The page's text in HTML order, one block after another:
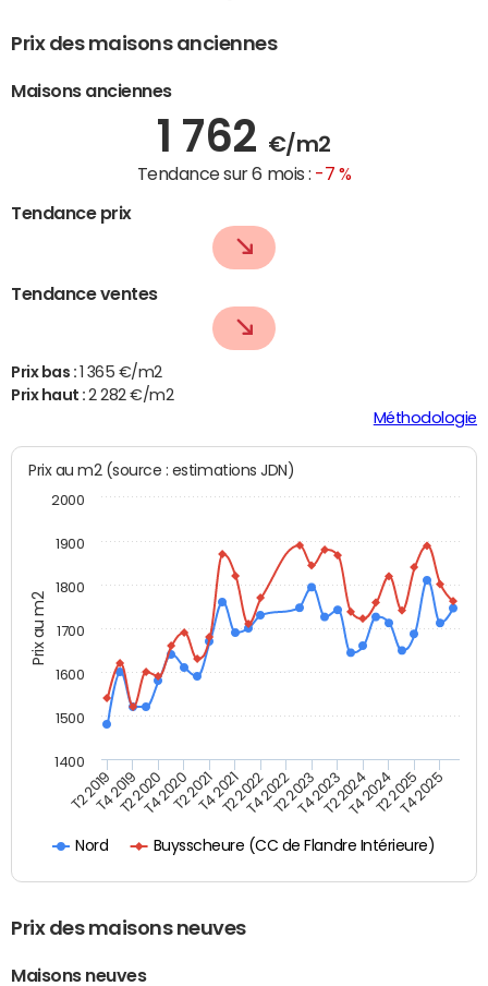
Prix des maisons anciennes
Maisons anciennes
1 762 €/m2
Tendance sur 6 mois : -7 %
Tendance prix
Tendance ventes
Prix bas : 1 365 €/m2
Prix haut :2 282 €/m2
Méthodologie
Prix au m2
Prix au m2 (source : estimations JDN)
Nord Buysscheure (CC de Flandre Intérieure)
T2 2019T4 2019T2 2020T4 2020T2 2021T4 2021T2 2022T4 2022T2 2023T4 2023T2 2024T4 2024T2 2025T4 2025
1400
1500
1600
1700
1800
1900
2000
Prix des maisons neuves
Maisons neuves